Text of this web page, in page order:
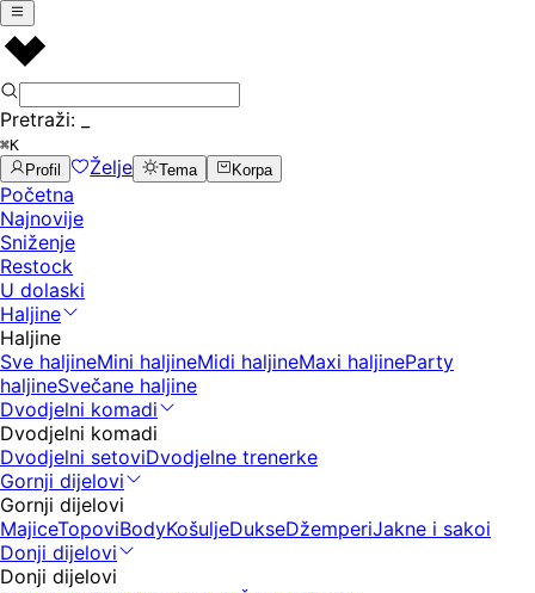
Pretraži:
⌘K
Profil
Želje Tema Korpa
Početna
Najnovije
Sniženje
Restock
U dolaski
Haljine
Haljine
Sve haljineMini haljineMidi haljineMaxi haljineParty
haljineSvečane haljine
Dvodjelni komadi
Dvodjelni komadi
Dvodjelni setoviDvodjelne trenerke
Gornji dijelovi
Gornji dijelovi
MajiceTopoviBodyKošuljeDukseDžemperiJakne i sakoi
Donji dijelovi
Donji dijelovi